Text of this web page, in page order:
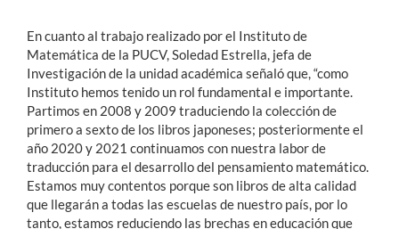
En cuanto al trabajo realizado por el Instituto de
Matemática de la PUCV, Soledad Estrella, jefa de
Investigación de la unidad académica señaló que, “como
Instituto hemos tenido un rol fundamental e importante.
Partimos en 2008 y 2009 traduciendo la colección de
primero a sexto de los libros japoneses; posteriormente el
año 2020 y 2021 continuamos con nuestra labor de
traducción para el desarrollo del pensamiento matemático.
Estamos muy contentos porque son libros de alta calidad
que llegarán a todas las escuelas de nuestro país, por lo
tanto, estamos reduciendo las brechas en educación que